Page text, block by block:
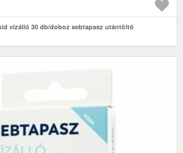
vízálló 30 db/doboz sebtapasz utántöltő